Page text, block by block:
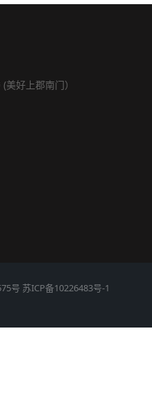
好上郡南门）
号 苏ICP备10226483号-1